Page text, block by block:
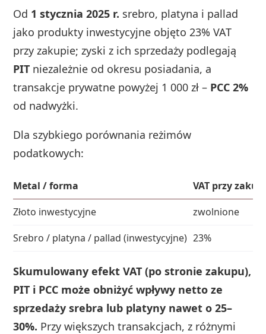
Od 1 stycznia 2025 r. srebro, platyna i pallad
jako produkty inwestycyjne objęto 23% VAT
przy zakupie; zyski z ich sprzedaży podlegają
PIT niezależnie od okresu posiadania, a
transakcje prywatne powyżej 1 000 zł – PCC 2%
od nadwyżki.
Dla szybkiego porównania reżimów
podatkowych:
Metal / forma
VAT przy
Złoto inwestycyjne
zwolnione
Srebro / platyna / pallad (inwestycyjne) 23%
Skumulowany efekt VAT (po stronie zakupu),
PIT i PCC może obniżyć wpływy netto ze
sprzedaży srebra lub platyny nawet o 25–
30%. Przy większych transakcjach, z różnymi